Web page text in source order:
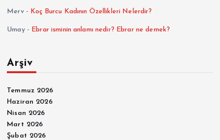
Merv- Koç Burcu Kadının Özellikleri Nelerdir?
Umay- Ebrar isminin anlamı nedir? Ebrar ne demek?
Arşiv
Temmuz 2026
Haziran 2026
Nisan 2026
Mart 2026
Şubat 2026